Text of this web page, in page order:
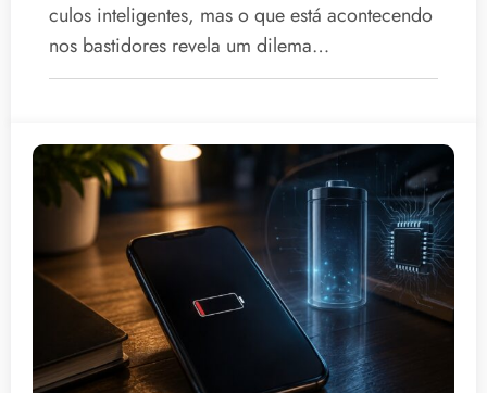
culos inteligentes, mas o que está acontecendo
nos bastidores revela um dilema…